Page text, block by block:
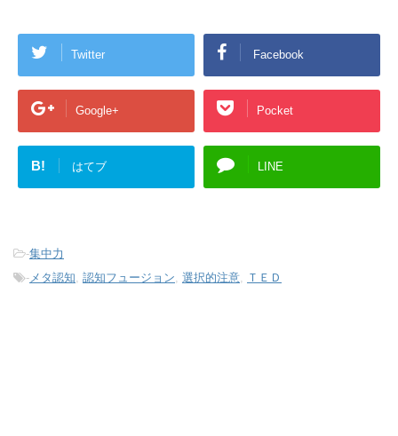
Twitter Facebook
Google+ Pocket
B! はてブ LINE
-集中力
- メタ認知 認知フュージョン 選択的注意 ＴＥＤ